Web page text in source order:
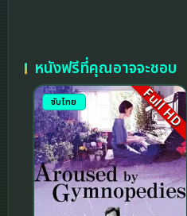
หนังฟรีที่คุณอาจจะชอบ
ซับไทย Full HD